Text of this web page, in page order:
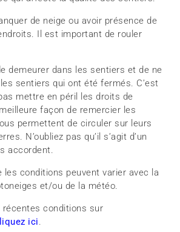
de neige ou avoir présence de
Il est important de rouler
demeurer dans les sentiers et de ne
sentiers qui ont été fermés. C’est
mettre en péril les droits de
façon de remercier les
permettent de circuler sur leurs
N’oubliez pas qu’il s’agit d’un
accordent.
les conditions peuvent varier avec la
et/ou de la météo.
récentes conditions sur
ici.